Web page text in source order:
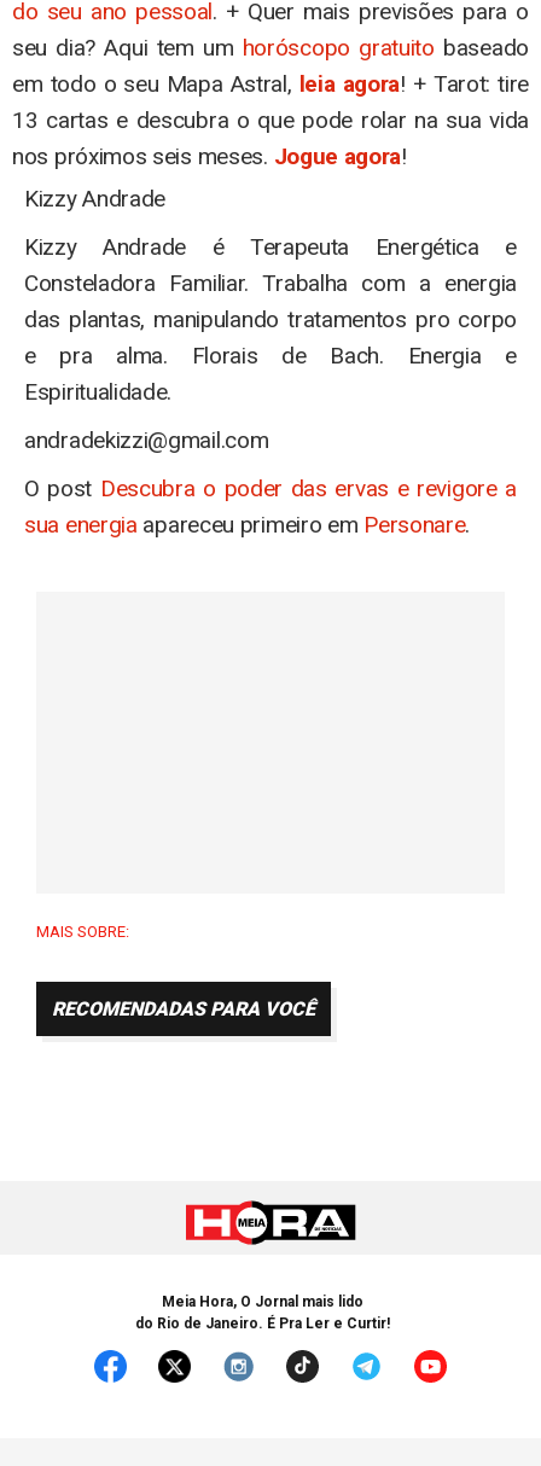
do seu ano pessoal. + Quer mais previsões para o
seu dia? Aqui tem um horóscopo gratuito baseado
em todo o seu Mapa Astral, leia agora! + Tarot: tire
13 cartas e descubra o que pode rolar na sua vida
nos próximos seis meses. Jogue agora!
Kizzy Andrade
Kizzy Andrade é Terapeuta Energética e
Consteladora Familiar. Trabalha com a energia
das plantas, manipulando tratamentos pro corpo
e pra alma. Florais de Bach. Energia e
Espiritualidade.
andradekizzi@gmail.com
O post Descubra o poder das ervas e revigore a
sua energia apareceu primeiro em Personare.
MAIS SOBRE:
RECOMENDADAS PARA VOCÊ
Meia Hora, O Jornal mais lido
do Rio de Janeiro. É Pra Ler e Curtir!